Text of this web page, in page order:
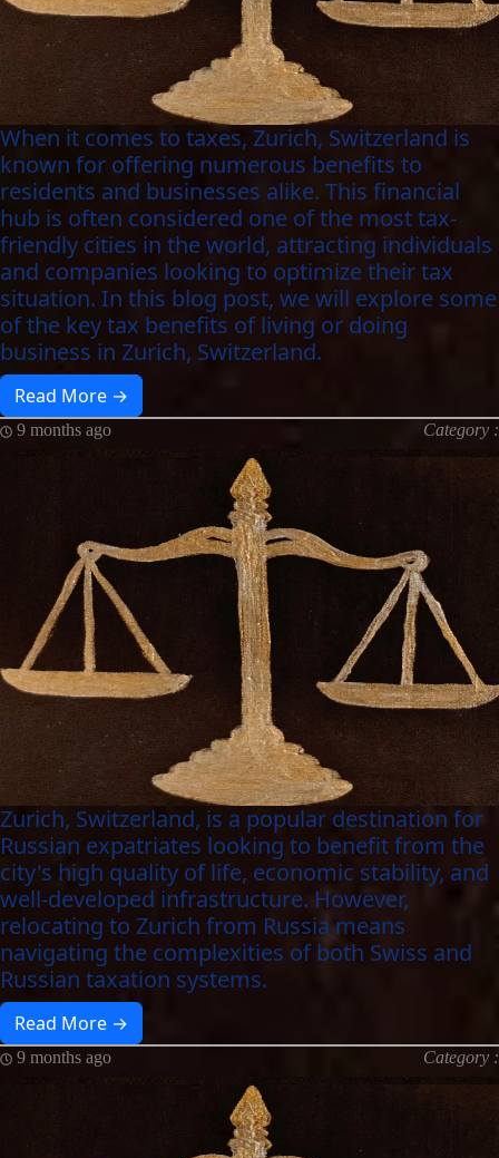
When it comes to taxes, Zurich, Switzerland is
known for offering numerous benefits to
residents and businesses alike. This financial
hub is often considered one of the most tax-
friendly cities in the world, attracting individuals
and companies looking to optimize their tax
situation. In this blog post, we will explore some
of the key tax benefits of living or doing
business in Zurich, Switzerland.
Read More →
9 months ago Category :
Zurich, Switzerland, is a popular destination for
Russian expatriates looking to benefit from the
city's high quality of life, economic stability, and
well-developed infrastructure. However,
relocating to Zurich from Russia means
navigating the complexities of both Swiss and
Russian taxation systems.
Read More →
9 months ago Category :